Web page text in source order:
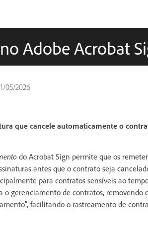
Adobe Acrobat
05/2026
que cancele automaticamente o
do Acrobat Sign permite que os
antes que o contrato seja
para contratos sensíveis ao
o gerenciamento de contratos, removendo
facilitando o rastreamento de